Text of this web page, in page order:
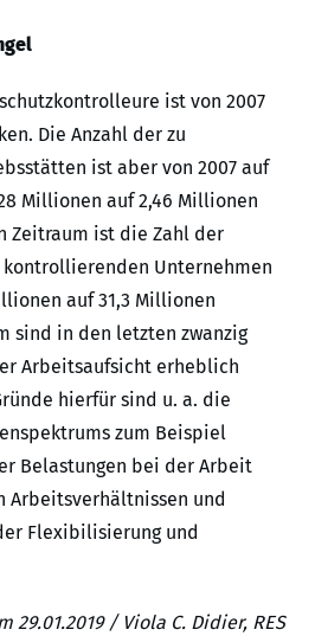
ist von 2007
Die Anzahl der zu
ist aber von 2007 auf
Millionen auf 2,46 Millionen
Zeitraum ist die Zahl der
Unternehmen
auf 31,3 Millionen
sind in den letzten zwanzig
Arbeitsaufsicht erheblich
hierfür sind u. a. die
zum Beispiel
Belastungen bei der Arbeit
Arbeitsverhältnissen und
Flexibilisierung und
29.01.2019 / Viola C. Didier, RES